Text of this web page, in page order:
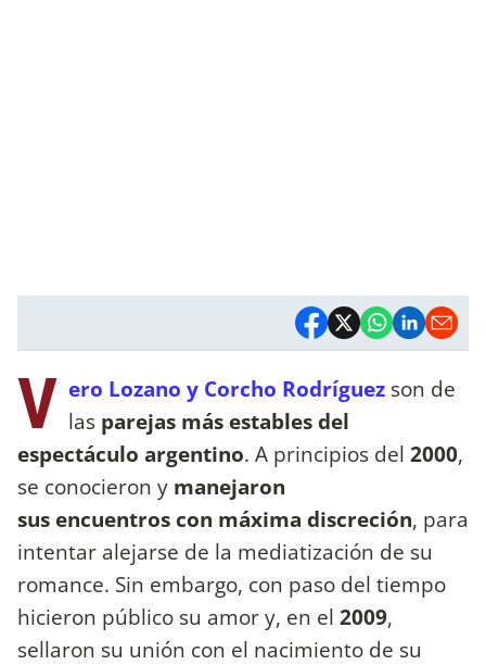
V ero Lozano y Corcho Rodríguez son de
las parejas más estables del
espectáculo argentino. A principios del 2000,
se conocieron y manejaron
sus encuentros con máxima discreción, para
intentar alejarse de la mediatización de su
romance. Sin embargo, con paso del tiempo
hicieron público su amor y, en el 2009,
sellaron su unión con el nacimiento de su